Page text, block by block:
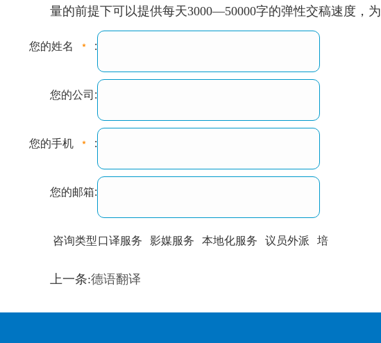
量的前提下可以提供每天3000—50000字的弹性交稿速度，
您的姓名 :
您的公司:
您的手机 :
您的邮箱:
咨询类型口译服务 影媒服务 本地化服务 议员外派 培
训翻译 标准级
上一条:德语翻译